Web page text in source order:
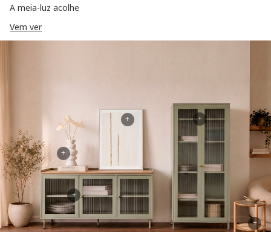
A meia-luz acolhe
Vem ver
+
+
+
+
+